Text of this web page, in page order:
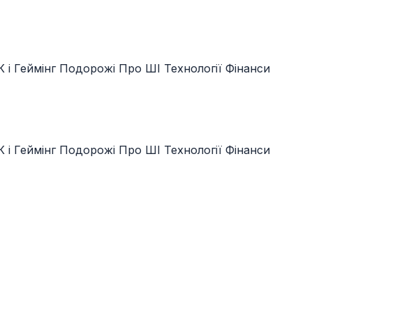
і Геймінг Подорожі Про ШІ Технології Фінанси
і Геймінг Подорожі Про ШІ Технології Фінанси